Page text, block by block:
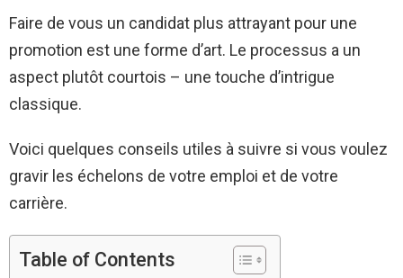
Faire de vous un candidat plus attrayant pour une
promotion est une forme d’art. Le processus a un
aspect plutôt courtois – une touche d’intrigue
classique.
Voici quelques conseils utiles à suivre si vous voulez
gravir les échelons de votre emploi et de votre
carrière.
Table of Contents